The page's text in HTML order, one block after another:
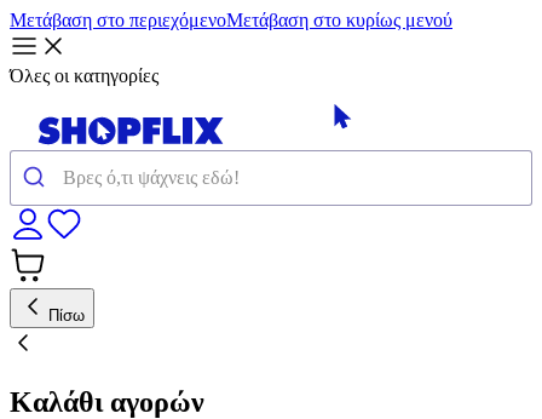
Μετάβαση στο περιεχόμενοΜετάβαση στο κυρίως μενού
Όλες οι κατηγορίες
Πίσω
Καλάθι αγορών